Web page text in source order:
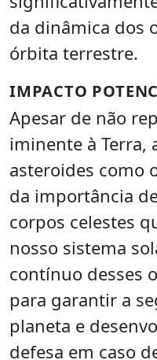
da dinâmica dos
órbita terrestre.
IMPACTO
Apesar de não
iminente à Terra,
asteroides como
da importância
corpos celestes
nosso sistema
contínuo desses
para garantir a
planeta e
defesa em caso